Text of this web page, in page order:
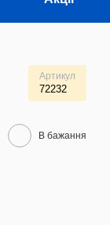
Артикул
72232
В бажання